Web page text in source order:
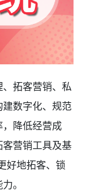
拓客营销、私
数字化、规范
降低经营成
营销工具及基
好地拓客、锁
。